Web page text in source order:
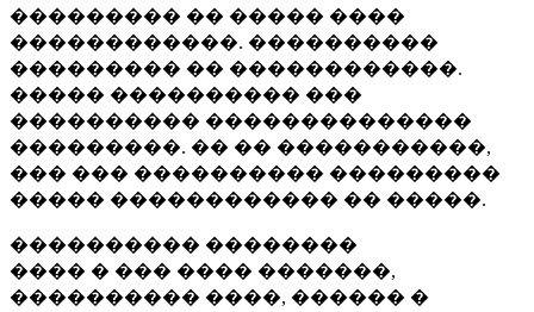
��������� �� ����� ����
������������. ����������
��������� �� ������������.
����� ���������� ���
���������� ��������������
���������. �� �� �����������,
��� ��� ���������� ���������
����� ������������ �� �����.
���������� ��������
���� � ��� ���� �������,
���������� ����, ������ �